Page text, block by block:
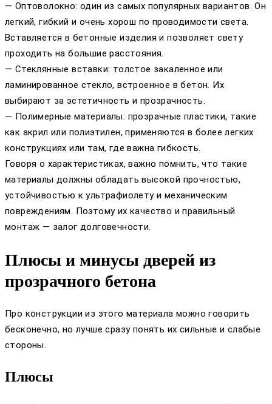
— Оптоволокно: один из самых популярных вариантов. Он
легкий, гибкий и очень хорош по проводимости света.
Вставляется в бетонные изделия и позволяет свету
проходить на большие расстояния.
— Стеклянные вставки: толстое закаленное или
ламинированное стекло, встроенное в бетон. Их
выбирают за эстетичность и прозрачность.
— Полимерные материалы: прозрачные пластики, такие
как акрил или полиэтилен, применяются в более легких
конструкциях или там, где важна гибкость.
Говоря о характеристиках, важно помнить, что такие
материалы должны обладать высокой прочностью,
устойчивостью к ультрафиолету и механическим
повреждениям. Поэтому их качество и правильный
монтаж — залог долговечности.
Плюсы и минусы дверей из
прозрачного бетона
Про конструкции из этого материала можно говорить
бесконечно, но лучше сразу понять их сильные и слабые
стороны.
Плюсы